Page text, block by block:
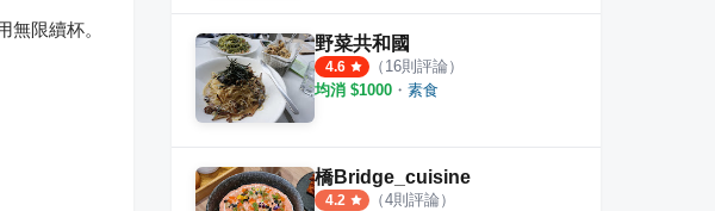
限續杯。
野菜共和國
4.6 （ 16則評論）
均消 $1000 ・ 素食
橋Bridge_cuisine
4.2 （4則評論）